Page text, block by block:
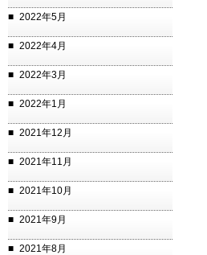
2022年5月
2022年4月
2022年3月
2022年1月
2021年12月
2021年11月
2021年10月
2021年9月
2021年8月